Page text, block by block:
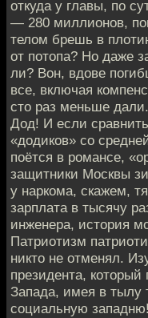
откуда у главы, по
— 280 миллионов,
телом брешь в
от потопа? Но даже
ли? Вон, вдове
все, включая
сто раз меньше
Дод! И если
«додиков» со
поётся в романсе,
защитники Москвы
у наркома, скажем,
зарплата в тысячу
инженера, история
Патриотизм
никто не отменял.
президента,
Запада, имея в тылу
социальную западню!